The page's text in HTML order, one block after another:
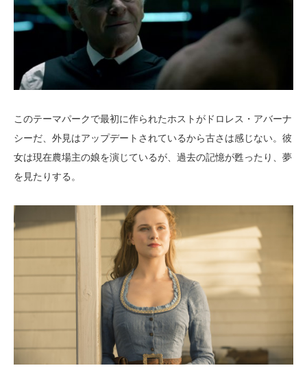
このテーマパークで最初に作られたホストがドロレス・アバーナ
シーだ、外見はアップデートされているから古さは感じない。彼
女は現在農場主の娘を演じているが、過去の記憶が甦ったり、夢
を見たりする。